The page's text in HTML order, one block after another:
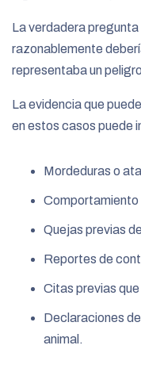
La verdadera pregunta
razonablemente
representaba un
La evidencia que
en estos casos puede
Mordeduras o
Comportamiento
Quejas previas
Reportes de
Citas previas
Declaraciones
animal.